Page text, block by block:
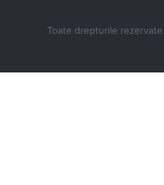
Toate drepturile